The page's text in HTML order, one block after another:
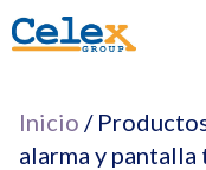
Saltar
al
Inicio /
alarma y pantalla